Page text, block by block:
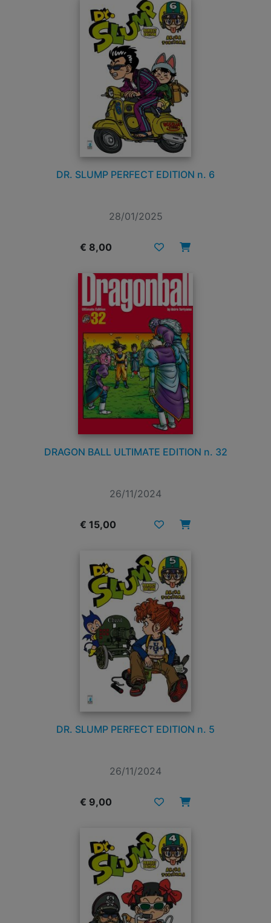
DR. SLUMP PERFECT EDITION n. 6
28/01/2025
€ 8,00
DRAGON BALL ULTIMATE EDITION n. 32
26/11/2024
€ 15,00
DR. SLUMP PERFECT EDITION n. 5
26/11/2024
€ 9,00